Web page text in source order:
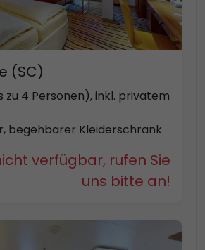
(SC)
4 Personen), inkl. privatem
begehbarer Kleiderschrank
verfügbar, rufen Sie
uns bitte an!